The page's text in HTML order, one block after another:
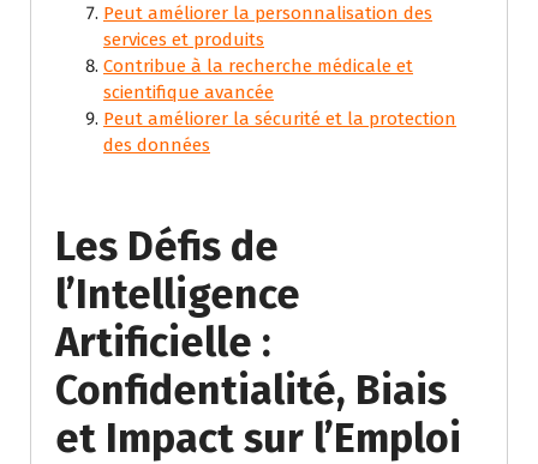
Peut améliorer la personnalisation des
services et produits
Contribue à la recherche médicale et
scientifique avancée
Peut améliorer la sécurité et la protection
des données
Les Défis de
l’Intelligence
Artificielle :
Confidentialité, Biais
et Impact sur l’Emploi